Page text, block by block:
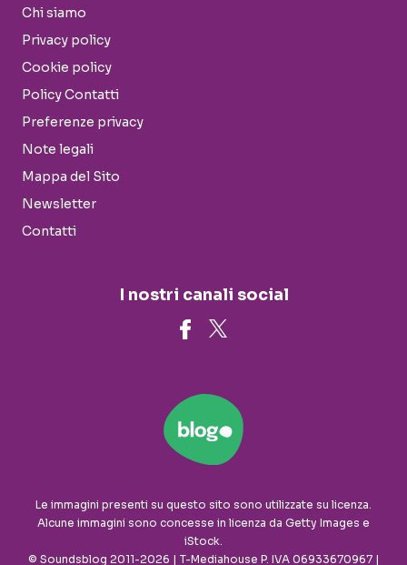
Chi siamo
Privacy policy
Cookie policy
Policy Contatti
Preferenze privacy
Note legali
Mappa del Sito
Newsletter
Contatti
I nostri canali social
Le immagini presenti su questo sito sono utilizzate su licenza.
Alcune immagini sono concesse in licenza da Getty Images e
iStock.
© Soundsblog 2011-2026 | T-Mediahouse P. IVA 06933670967 |